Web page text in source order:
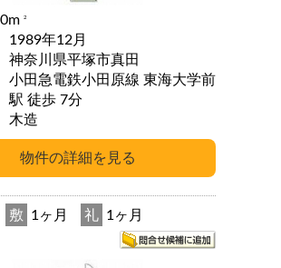
2
1989年12月
神奈川県平塚市真田
小田急電鉄小田原線 東海大学前
駅 徒歩 7分
木造
敷 1ヶ月 礼 1ヶ月